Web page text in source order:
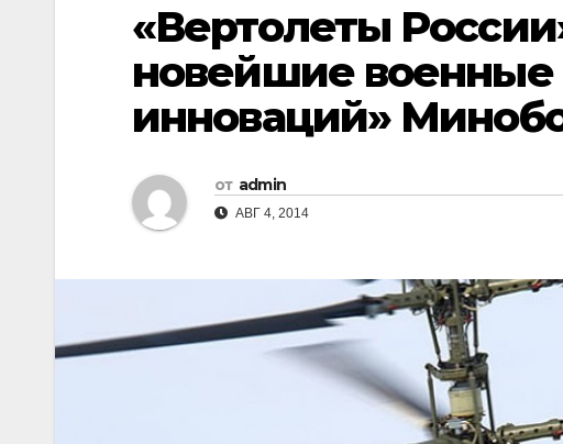
«Вертолеты
новейшие военные
инноваций»
от admin
АВГ 4, 2014